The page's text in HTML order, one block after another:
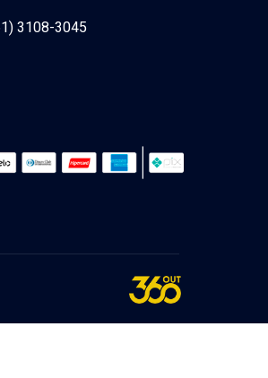
3108-3045